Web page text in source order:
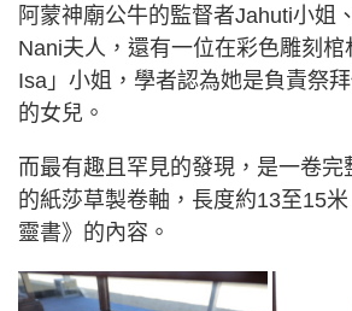
阿蒙神廟公牛的監督者Jahuti小姐
Nani夫人，還有一位在彩色雕刻棺
Isa」小姐，學者認為她是負責祭
的女兒。
而最有趣且罕見的發現，是一卷完
的紙莎草製卷軸，長度約13至15
靈書》的內容。